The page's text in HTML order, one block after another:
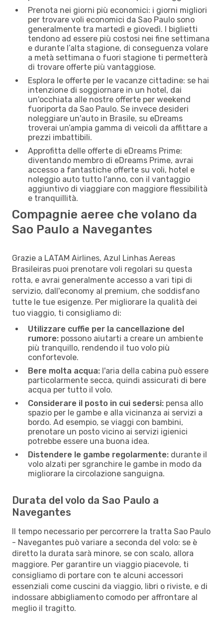
Prenota nei giorni più economici: i giorni migliori
per trovare voli economici da Sao Paulo sono
generalmente tra martedì e giovedì. I biglietti
tendono ad essere più costosi nei fine settimana
e durante l’alta stagione, di conseguenza volare
a metà settimana o fuori stagione ti permetterà
di trovare offerte più vantaggiose.
Esplora le offerte per le vacanze cittadine: se hai
intenzione di soggiornare in un hotel, dai
un'occhiata alle nostre offerte per weekend
fuoriporta da Sao Paulo. Se invece desideri
noleggiare un'auto in Brasile, su eDreams
troverai un’ampia gamma di veicoli da affittare a
prezzi imbattibili.
Approfitta delle offerte di eDreams Prime:
diventando membro di eDreams Prime, avrai
accesso a fantastiche offerte su voli, hotel e
noleggio auto tutto l'anno, con il vantaggio
aggiuntivo di viaggiare con maggiore flessibilità
e tranquillità.
Compagnie aeree che volano da
Sao Paulo a Navegantes
Grazie a LATAM Airlines, Azul Linhas Aereas
Brasileiras puoi prenotare voli regolari su questa
rotta, e avrai generalmente accesso a vari tipi di
servizio, dall'economy al premium, che soddisfano
tutte le tue esigenze. Per migliorare la qualità dei
tuo viaggio, ti consigliamo di:
Utilizzare cuffie per la cancellazione del
rumore: possono aiutarti a creare un ambiente
più tranquillo, rendendo il tuo volo più
confortevole.
Bere molta acqua: l'aria della cabina può essere
particolarmente secca, quindi assicurati di bere
acqua per tutto il volo.
Considerare il posto in cui sedersi: pensa allo
spazio per le gambe e alla vicinanza ai servizi a
bordo. Ad esempio, se viaggi con bambini,
prenotare un posto vicino ai servizi igienici
potrebbe essere una buona idea.
Distendere le gambe regolarmente: durante il
volo alzati per sgranchire le gambe in modo da
migliorare la circolazione sanguigna.
Durata del volo da Sao Paulo a
Navegantes
Il tempo necessario per percorrere la tratta Sao Paulo
- Navegantes può variare a seconda del volo: se è
diretto la durata sarà minore, se con scalo, allora
maggiore. Per garantire un viaggio piacevole, ti
consigliamo di portare con te alcuni accessori
essenziali come cuscini da viaggio, libri o riviste, e di
indossare abbigliamento comodo per affrontare al
meglio il tragitto.